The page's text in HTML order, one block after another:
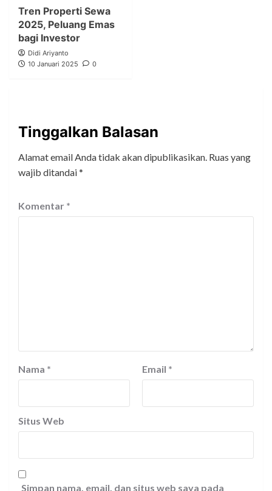
Tren Properti Sewa
2025, Peluang Emas
bagi Investor
Didi Ariyanto
10 Januari 2025
0
Tinggalkan Balasan
Alamat email Anda tidak akan dipublikasikan. Ruas yang
wajib ditandai*
Komentar *
Nama * Email *
Situs Web
Simpan nama, email, dan situs web saya pada